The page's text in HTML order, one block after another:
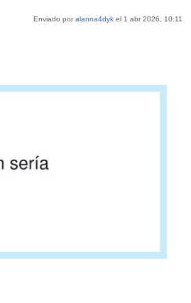
Enviado poralanna4dyk el 1 abr 2026, 10:11